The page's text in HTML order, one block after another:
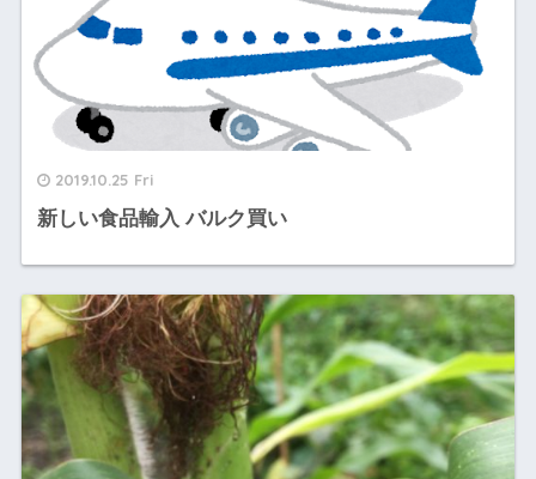
2019.10.25 Fri
新しい食品輸入 バルク買い